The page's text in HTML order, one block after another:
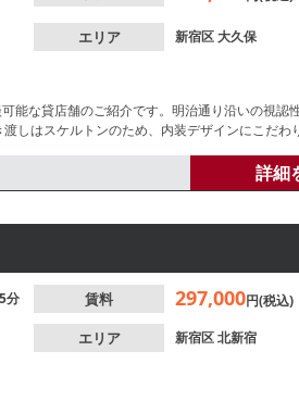
エリア 新宿区大久保
能な貸店舗のご紹介です。明治通り沿いの視認
しはスケルトンのため、内装デザインにこだわ
詳細
分 賃料 297,000円(税込)
エリア 新宿区北新宿